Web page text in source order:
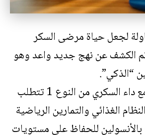
لجعل حياة مرضى السكر
الكشف عن نهج جديد واعد وهو
“الذكي”.
الحياة مع داء السكري من النوع 1 تتطلب
الغذائي والتمارين الرياضية
بالأنسولين للحفاظ على مستويات